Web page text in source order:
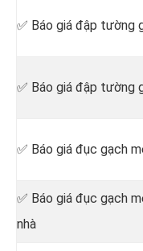
✅ Báo giá đập tường
✅ Báo giá đập tường
✅ Báo giá đục gạch
✅ Báo giá đục gạch
nhà